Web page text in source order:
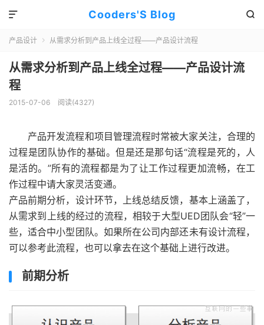
Cooders'S Blog 

产品设计  从需求分析到产品上线全过程——产品设计流程
从需求分析到产品上线全过程——产品设计流
程
2015-07-06 阅读(4327)
产品开发流程和项目管理流程时常被大家关注，合理的
过程是团队协作的基础。但是还是那句话“流程是死的，人
是活的。”所有的流程都是为了让工作过程更加流畅，在工
作过程中请大家灵活变通。
产品前期分析，设计环节，上线总结反馈，基本上涵盖了，
从需求到上线的经过的流程，相较于大型UED团队会“轻”一
些，适合中小型团队。如果所在公司内部还未有设计流程，
可以参考此流程，也可以拿去在这个基础上进行改进。
前期分析